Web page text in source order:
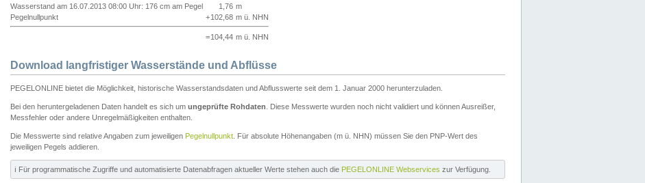
Wasserstand am 16.07.2013 08:00 Uhr: 176 cm am Pegel
1,76 m
Pegelnullpunkt
+102,68 m ü. NHN
=104,44 m ü. NHN
Download langfristiger Wasserstände und Abflüsse
PEGELONLINE bietet die Möglichkeit, historische Wasserstandsdaten und Abflusswerte seit dem 1. Januar 2000 herunterzuladen.
Bei den heruntergeladenen Daten handelt es sich um ungeprüfte Rohdaten . Diese Messwerte wurden noch nicht validiert und können Ausreißer,
Messfehler oder andere Unregelmäßigkeiten enthalten.
Die Messwerte sind relative Angaben zum jeweiligen Pegelnullpunkt . Für absolute Höhenangaben (m ü. NHN) müssen Sie den PNP-Wert des
jeweiligen Pegels addieren.
ℹ️ Für programmatische Zugriffe und automatisierte Datenabfragen aktueller Werte stehen auch die PEGELONLINE Webservices zur Verfügung.